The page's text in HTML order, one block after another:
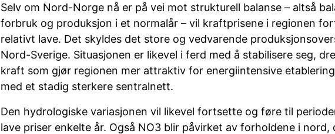
Selv om Nord-Norge nå er på vei mot strukturell balanse – altså
forbruk og produksjon i et normalår – vil kraftprisene i regionen
relativt lave. Det skyldes det store og vedvarende
Nord-Sverige. Situasjonen er likevel i ferd med å stabilisere seg,
kraft som gjør regionen mer attraktiv for energiintensive
med et stadig sterkere sentralnett.
Den hydrologiske variasjonen vil likevel fortsette og føre til
lave priser enkelte år. Også NO3 blir påvirket av forholdene i nord,